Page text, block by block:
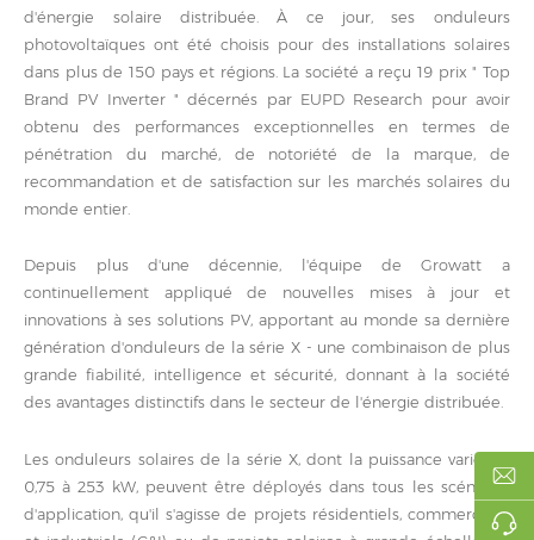
d'énergie solaire distribuée. À ce jour, ses onduleurs
photovoltaïques ont été choisis pour des installations solaires
dans plus de 150 pays et régions. La société a reçu 19 prix " Top
Brand PV Inverter " décernés par EUPD Research pour avoir
obtenu des performances exceptionnelles en termes de
pénétration du marché, de notoriété de la marque, de
recommandation et de satisfaction sur les marchés solaires du
monde entier.
Depuis plus d'une décennie, l'équipe de Growatt a
continuellement appliqué de nouvelles mises à jour et
innovations à ses solutions PV, apportant au monde sa dernière
génération d'onduleurs de la série X - une combinaison de plus
grande fiabilité, intelligence et sécurité, donnant à la société
des avantages distinctifs dans le secteur de l'énergie distribuée.
Les onduleurs solaires de la série X, dont la puissance varie de
0,75 à 253 kW, peuvent être déployés dans tous les scénarios
d'application, qu'il s'agisse de projets résidentiels, commerciaux